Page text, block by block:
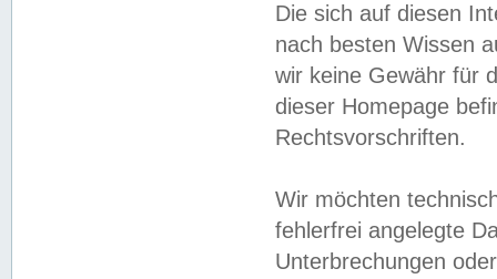
Die sich auf diesen
nach besten Wissen
wir keine Gewähr für
dieser Homepage
Rechtsvorschriften.
Wir möchten
fehlerfrei angelegte
Unterbrechungen